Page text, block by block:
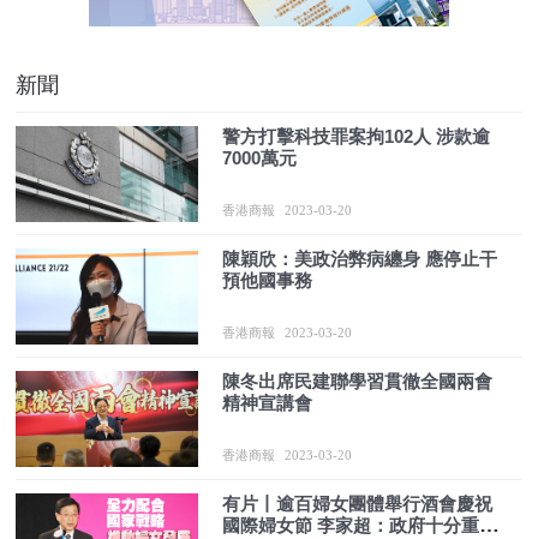
新聞
警方打擊科技罪案拘102人 涉款逾
7000萬元
香港商報 2023-03-20
陳穎欣：美政治弊病纏身 應停止干
預他國事務
香港商報 2023-03-20
陳冬出席民建聯學習貫徹全國兩會
精神宣講會
香港商報 2023-03-20
有片丨逾百婦女團體舉行酒會慶祝
國際婦女節 李家超：政府十分重視